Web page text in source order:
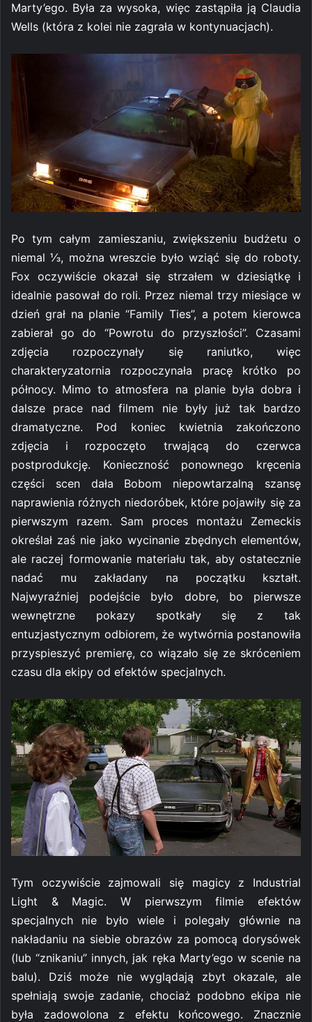
Marty’ego. Była za wysoka, więc zastąpiła ją Claudia
Wells (która z kolei nie zagrała w kontynuacjach).
Po tym całym zamieszaniu, zwiększeniu budżetu o
niemal ⅓, można wreszcie było wziąć się do roboty.
Fox oczywiście okazał się strzałem w dziesiątkę i
idealnie pasował do roli. Przez niemal trzy miesiące w
dzień grał na planie “Family Ties”, a potem kierowca
zabierał go do “Powrotu do przyszłości”. Czasami
zdjęcia rozpoczynały się raniutko, więc
charakteryzatornia rozpoczynała pracę krótko po
północy. Mimo to atmosfera na planie była dobra i
dalsze prace nad filmem nie były już tak bardzo
dramatyczne. Pod koniec kwietnia zakończono
zdjęcia i rozpoczęto trwającą do czerwca
postprodukcję. Konieczność ponownego kręcenia
części scen dała Bobom niepowtarzalną szansę
naprawienia różnych niedoróbek, które pojawiły się za
pierwszym razem. Sam proces montażu Zemeckis
określał zaś nie jako wycinanie zbędnych elementów,
ale raczej formowanie materiału tak, aby ostatecznie
nadać mu zakładany na początku kształt.
Najwyraźniej podejście było dobre, bo pierwsze
wewnętrzne pokazy spotkały się z tak
entuzjastycznym odbiorem, że wytwórnia postanowiła
przyspieszyć premierę, co wiązało się ze skróceniem
czasu dla ekipy od efektów specjalnych.
Tym oczywiście zajmowali się magicy z Industrial
Light & Magic. W pierwszym filmie efektów
specjalnych nie było wiele i polegały głównie na
nakładaniu na siebie obrazów za pomocą dorysówek
(lub “znikaniu” innych, jak ręka Marty’ego w scenie na
balu). Dziś może nie wyglądają zbyt okazale, ale
spełniają swoje zadanie, chociaż podobno ekipa nie
była zadowolona z efektu końcowego. Znacznie